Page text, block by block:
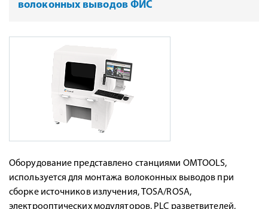
волоконных выводов ФИС
Оборудование представлено станциями OMTOOLS,
используется для монтажа волоконных выводов при
сборке источников излучения, TOSA/ROSA,
электрооптических модуляторов, PLC разветвителей,